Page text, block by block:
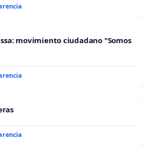
movimiento ciudadano "Somos